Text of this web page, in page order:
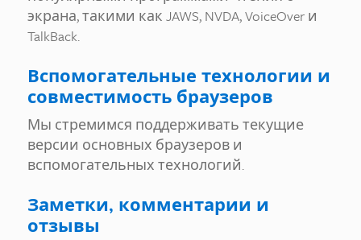
экрана, такими как JAWS, NVDA, VoiceOver и
TalkBack.
Вспомогательные технологии и
совместимость браузеров
Мы стремимся поддерживать текущие
версии основных браузеров и
вспомогательных технологий.
Заметки, комментарии и
отзывы